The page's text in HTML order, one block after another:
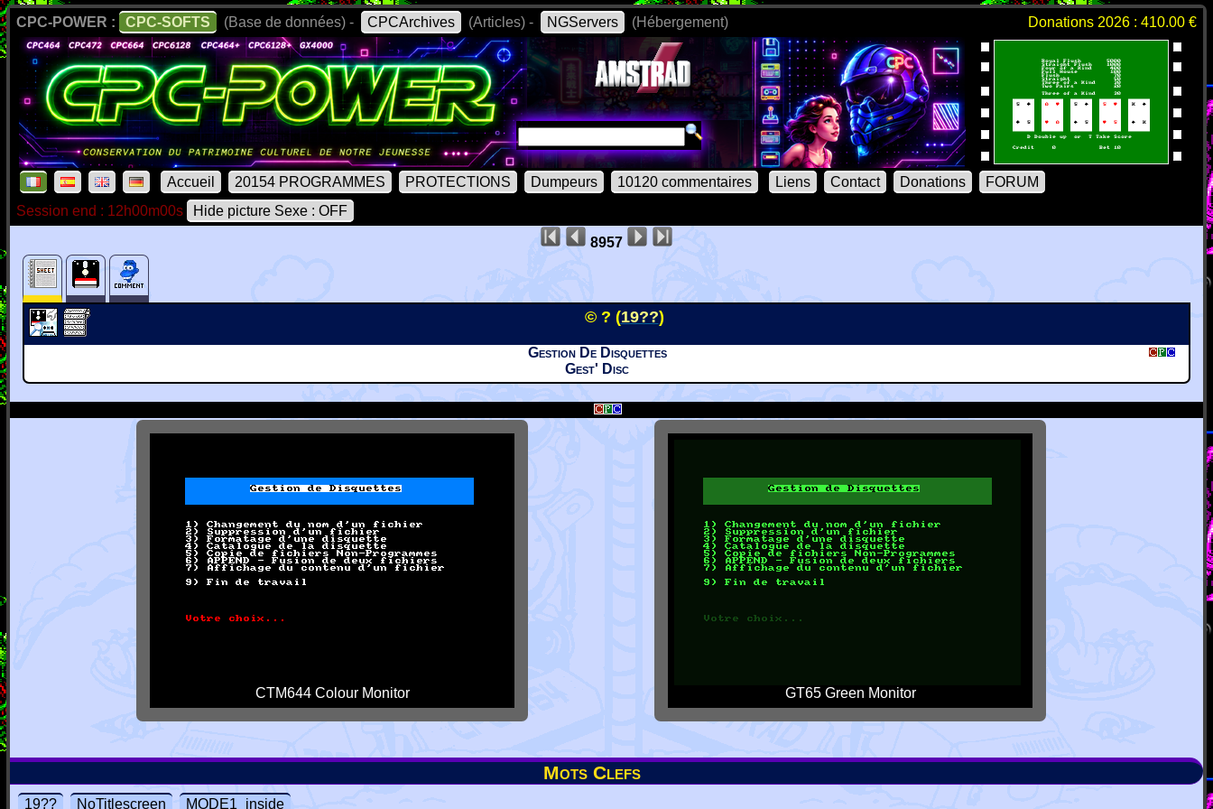
CPC-POWER : CPC-SOFTS (Base de données) - CPCArchives (Articles) - NGServers (Hébergement) Donations 2026 : 410.00 €
Accueil 20154 PROGRAMMES PROTECTIONS Dumpeurs 10120 commentaires Liens Contact Donations
FORUM
Session end : 12h00m00s
Hide picture Sexe : OFF
8957
© ? (19??)
Gestion De Disquettes
Gest' Disc
CTM644 Colour Monitor GT65 Green Monitor
Mots Clefs
19?? NoTitlescreen MODE1_inside